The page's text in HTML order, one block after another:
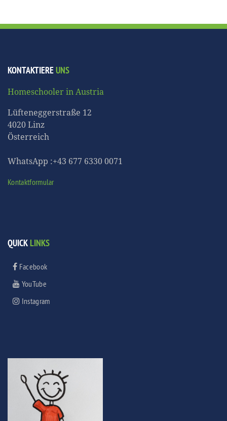
KONTAKTIEREUNS
Homeschooler in Austria
Lüfteneggerstraße 12
4020 Linz
Österreich
WhatsApp :+43 677 6330 0071
Kontaktformular
QUICKLINKS
Facebook
YouTube
Instagram